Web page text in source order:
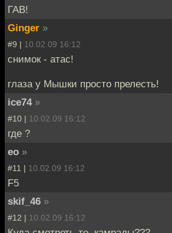
ГАВ!
Ginger »
#9 | 10.02.09 16:12
снимок - атас!
глаза у Мышки просто прелесть!
ice74 »
#10 | 10.02.09 16:12
где ?
eo »
#11 | 10.02.09 16:12
F5
skif_46 »
#12 | 10.02.09 16:12